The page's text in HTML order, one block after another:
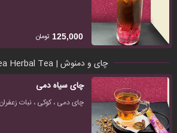
125,000 تومان
چای و دمنوش | Tea Herbal Tea
چای سیاه دمی
چای دمی ، کوکی ، نبات